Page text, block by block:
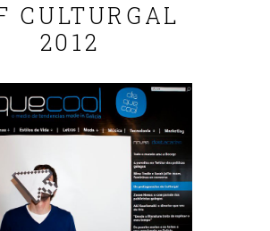
CULTURGAL
2012